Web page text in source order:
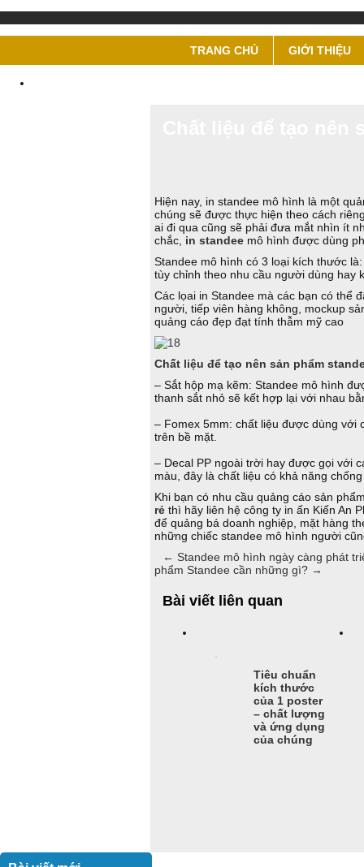
TRANG CHỦ GIỚI THIỆU
Hiện nay, in standee mô hình là một
chúng sẽ được thực hiện theo cách
ai đi qua cũng sẽ phải đưa mắt nhìn ít
chắc, in standee mô hình được dùng
Standee mô hình có 3 loại kích thước
tùy chỉnh theo nhu cầu người dùng
Các lọai in Standee mà các bạn có thể
người, tiếp viên hàng không, mockup
quảng cáo đẹp đạt tính thẫm mỹ cao
Chất liệu để tạo nên sản phẩm
– Sắt hộp mạ kẽm: Standee mô hình
thanh sắt nhỏ sẽ kết hợp lại với nhau
– Fomex 5mm: chất liệu được dùng với
trên bề mặt.
– Decal PP ngoài trời hay được gọi với
màu, đây là chất liệu có khả năng
Khi bạn có nhu cầu quảng cáo sản
rẻ thì hãy liên hệ công ty in ấn Kiến An
để quảng bá doanh nghiệp, mặt hàng
những chiếc standee mô hình người
← Standee mô hình ngày càng phát
phẩm Standee cần những gì? →
Bài viết liên quan
Tiêu chuẩn
kích thước
của 1 poster
– chất lượng
và ứng dụng
của chúng